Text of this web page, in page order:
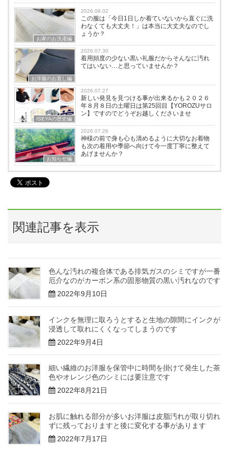
お家のお洗濯編
2026.08.02
この服は「今日1日しか着ていないから直ぐに洗
わなくても大丈夫！」は本当に大丈夫なのでし
ょうか？
お洋服のお直し編
2026.07.30
着用頻度の少ない黒い礼服だからそんなに汚れ
てはいない…と思っていませんか？
ISEYAの歴史編
2026.07.27
新しい発見を見つける事が出来るかも２０２６
年８月８日の土曜日は第25回目【YOROZUサロ
ン】ですのでどうぞお越しくださいませ
お知らせ編
2026.07.26
神様の前で身も心も清めるように大切なお着物
も次の着用や季節へ向けて今一度丁寧に整えて
あげませんか？
関連記事を表示
色んな汚れの複合体である排気ガスのシミですが一番
厄介なのがカーボン系の固形物質の黒い汚れなのです
2022年9月10日
インクを無理に取ろうとすると生地の隙間にインクが
浸透して取れにくくなってしまうのです
2022年9月4日
細い繊維のお洋服を保管中に時間を掛けて発生した茶
色やオレンジ色のシミには要注意です
2022年8月21日
お肌に触れる部分が多いお洋服は皮脂汚れが取り切れ
ずに残っておりますと後に変化する事があります
2022年7月17日